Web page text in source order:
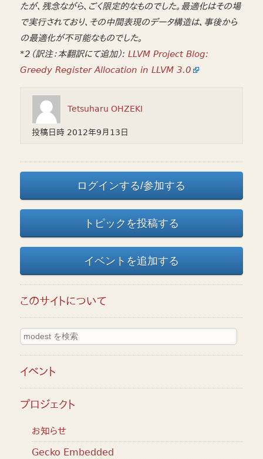
たが、残念ながら、ごく限定的なものでした。最適化はその場
で実行されており、その中間表現のデータ構造は、事後から
の最適化が不可能なものでした。
*2（訳注：本翻訳にて追加）: LLVM Project Blog:
Greedy Register Allocation in LLVM 3.0
Tetsuharu OHZEKI
投稿日時 2012年9月13日
ログインする/参加する
トピックを投稿する
イベントを追加する
このサイトについて
イベント
プロジェクト
お知らせ
Gecko Embedded